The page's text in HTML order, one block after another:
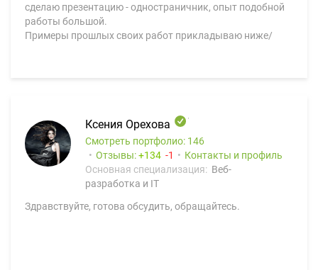
сделаю презентацию - одностраничник, опыт подобной
работы большой.
Примеры прошлых своих работ прикладываю ниже/
Ксения Орехова
Смотреть портфолио: 146
Отзывы:
134 1
Контакты и профиль
Основная специализация: Веб-
разработка и IT
Здравствуйте, готова обсудить, обращайтесь.